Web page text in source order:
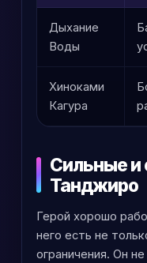
Дыхание
Воды
Хиноками
Кагура
Сильные и
Танджиро
Герой хорошо
него есть не
ограничения. Он